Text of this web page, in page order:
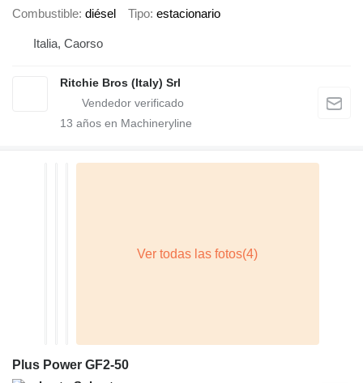
Combustible diésel Tipo estacionario
Italia, Caorso
Ritchie Bros (Italy) Srl
13 años en Machineryline
Plus Power GF2-50